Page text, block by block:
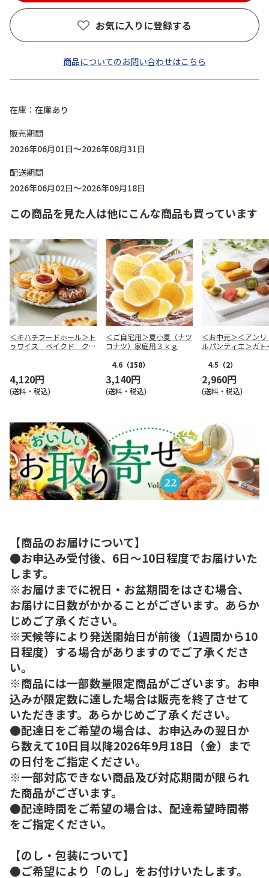
お気に入りに登録する
商品についてのお問い合わせはこちら
在庫
在庫あり
販売期間
2026年06月01日～2026年08月31日
配送期間
2026年06月02日～2026年09月18日
この商品を見た人は他にこんな商品も買っています
＜キハチフードホール＞ト
ゥワイス ベイクド クッ
4,120円
(送料・税込)
＜ご自宅用＞夏小夏（ナツ
コナツ）家庭用３ｋｇ
4.6 （158）
3,140円
(送料・税込)
＜お中元＞＜アンリ
ルパンティエ＞ガト
ス4.5 （2）
2,960円
(送料・税込)
【商品のお届けについて】
●お申込み受付後、6日～10日程度でお届けいた
します。
※お届けまでに祝日・お盆期間をはさむ場合、
お届けに日数がかかることがございます。あらか
じめご了承ください。
※天候等により発送開始日が前後（1週間から10
日程度）する場合がありますのでご了承くださ
い。
※商品には一部数量限定商品がございます。お申
込みが限定数に達した場合は販売を終了させて
いただきます。あらかじめご了承ください。
●配達日をご希望の場合は、お申込みの翌日か
ら数えて10日目以降2026年9月18日（金）まで
の日付をご指定ください。
※一部対応できない商品及び対応期間が限られ
た商品がございます。
●配達時間をご希望の場合は、配達希望時間帯
をご指定ください。
【のし・包装について】
●ご希望により「のし」をお付けいたします。